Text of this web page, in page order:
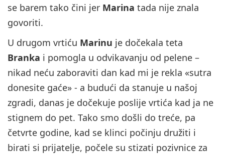
se barem tako čini jer Marina tada nije znala
govoriti.
U drugom vrtiću Marinu je dočekala teta
Branka i pomogla u odvikavanju od pelene –
nikad neću zaboraviti dan kad mi je rekla «sutra
donesite gaće» - a budući da stanuje u našoj
zgradi, danas je dočekuje poslije vrtića kad ja ne
stignem do pet. Tako smo došli do treće, pa
četvrte godine, kad se klinci počinju družiti i
birati si prijatelje, počele su stizati pozivnice za